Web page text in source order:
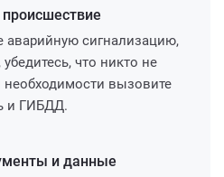
происшествие
аварийную сигнализацию,
убедитесь, что никто не
необходимости вызовите
и ГИБДД.
и данные